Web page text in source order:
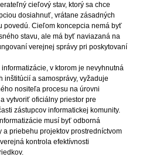
cieľový stav, ktorý sa chce
dosiahnuť, vrátane zásadných
povedú. Cieľom koncepcia nemá byť
stavu, ale má byť naviazaná na
verejnej správy pri poskytovaní
v ktorom je nevyhnutná
inštitúcií a samosprávy, vyžaduje
nositeľa procesu na úrovni
vytvoriť oficiálny priestor pre
zástupcov informatickej komunity.
musí byť odborná
a priebehu projektov prostredníctvom
kontrola efektívnosti